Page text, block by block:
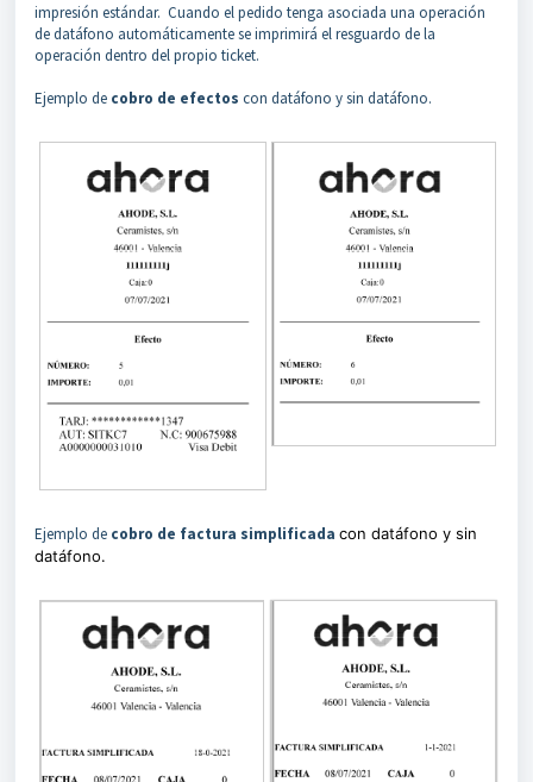
impresión estándar. Cuando el pedido tenga asociada una operación
de datáfono automáticamente se imprimirá el resguardo de la
operación dentro del propio ticket.
Ejemplo de cobro de efectos con datáfono y sin datáfono.
Ejemplo de cobro de factura simplificada con datáfono y sin
datáfono.